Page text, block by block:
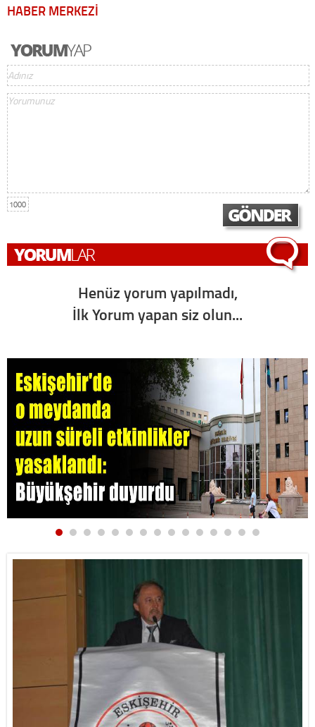
HABER MERKEZİ
1000
Henüz yorum yapılmadı,
İlk Yorum yapan siz olun...